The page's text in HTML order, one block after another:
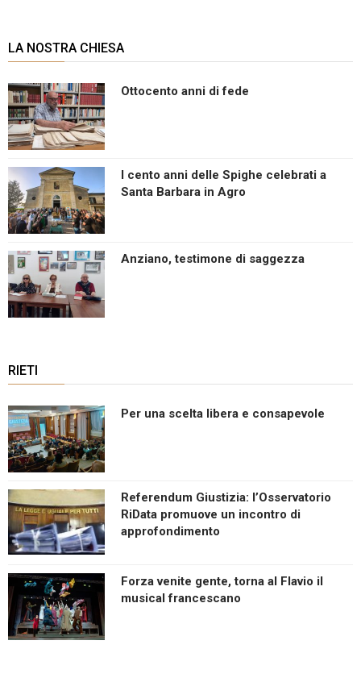
LA NOSTRA CHIESA
Ottocento anni di fede
I cento anni delle Spighe celebrati a
Santa Barbara in Agro
Anziano, testimone di saggezza
RIETI
Per una scelta libera e consapevole
Referendum Giustizia: l’Osservatorio
RiData promuove un incontro di
approfondimento
Forza venite gente, torna al Flavio il
musical francescano